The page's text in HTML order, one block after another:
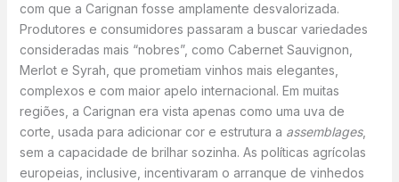
com que a Carignan fosse amplamente desvalorizada.
Produtores e consumidores passaram a buscar variedades
consideradas mais “nobres”, como Cabernet Sauvignon,
Merlot e Syrah, que prometiam vinhos mais elegantes,
complexos e com maior apelo internacional. Em muitas
regiões, a Carignan era vista apenas como uma uva de
corte, usada para adicionar cor e estrutura a assemblages,
sem a capacidade de brilhar sozinha. As políticas agrícolas
europeias, inclusive, incentivaram o arranque de vinhedos